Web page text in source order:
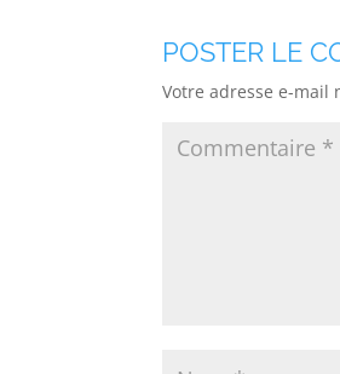
POSTER LE
Votre adresse e-mail